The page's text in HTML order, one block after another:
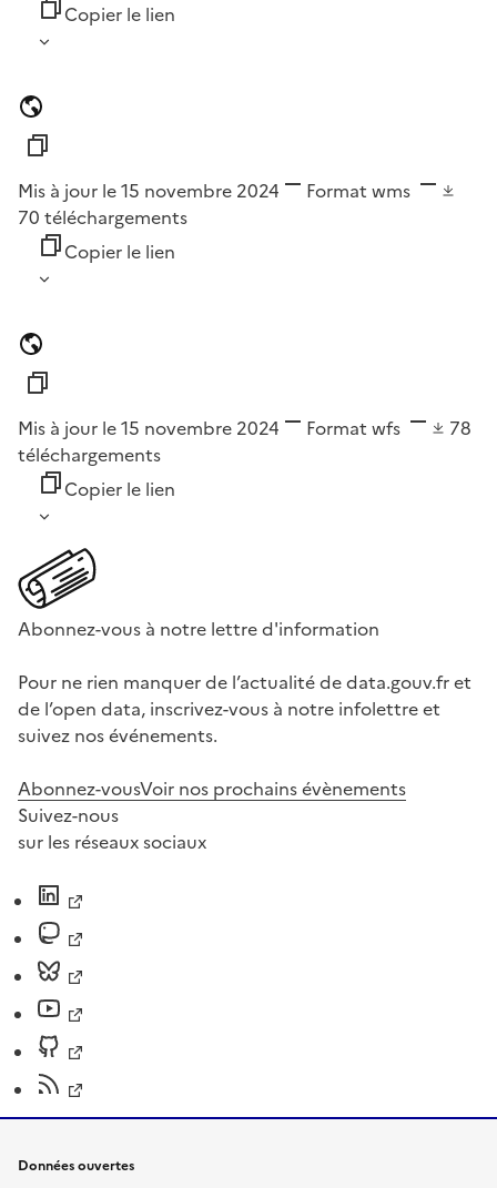
Copier le lien
Mis à jour le 15 novembre 2024 Format wms
70 téléchargements
Copier le lien
Mis à jour le 15 novembre 2024 Format wfs
78
téléchargements
Copier le lien
Abonnez-vous à notre lettre d'information
Pour ne rien manquer de l’actualité de data.gouv.fr et
de l’open data, inscrivez-vous à notre infolettre et
suivez nos événements.
Abonnez-vousVoir nos prochains évènements
Suivez-nous
sur les réseaux sociaux
Données ouvertes